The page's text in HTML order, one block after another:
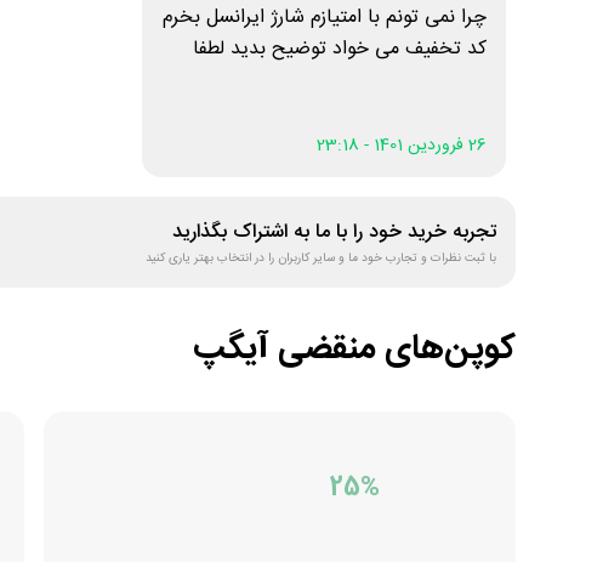
چرا نمی تونم با امتیازم شارژ ایرانسل بخرم
کد تخفیف می خواد توضیح بدید لطفا
26 فروردین 1401 - 23:18
تجربه خرید خود را با ما به اشتراک بگذارید
با ثبت نظرات و تجارب خود ما و سایر کاربران را در انتخاب بهتر یاری کنید
کوپن‌های منقضیآیگپ
25%